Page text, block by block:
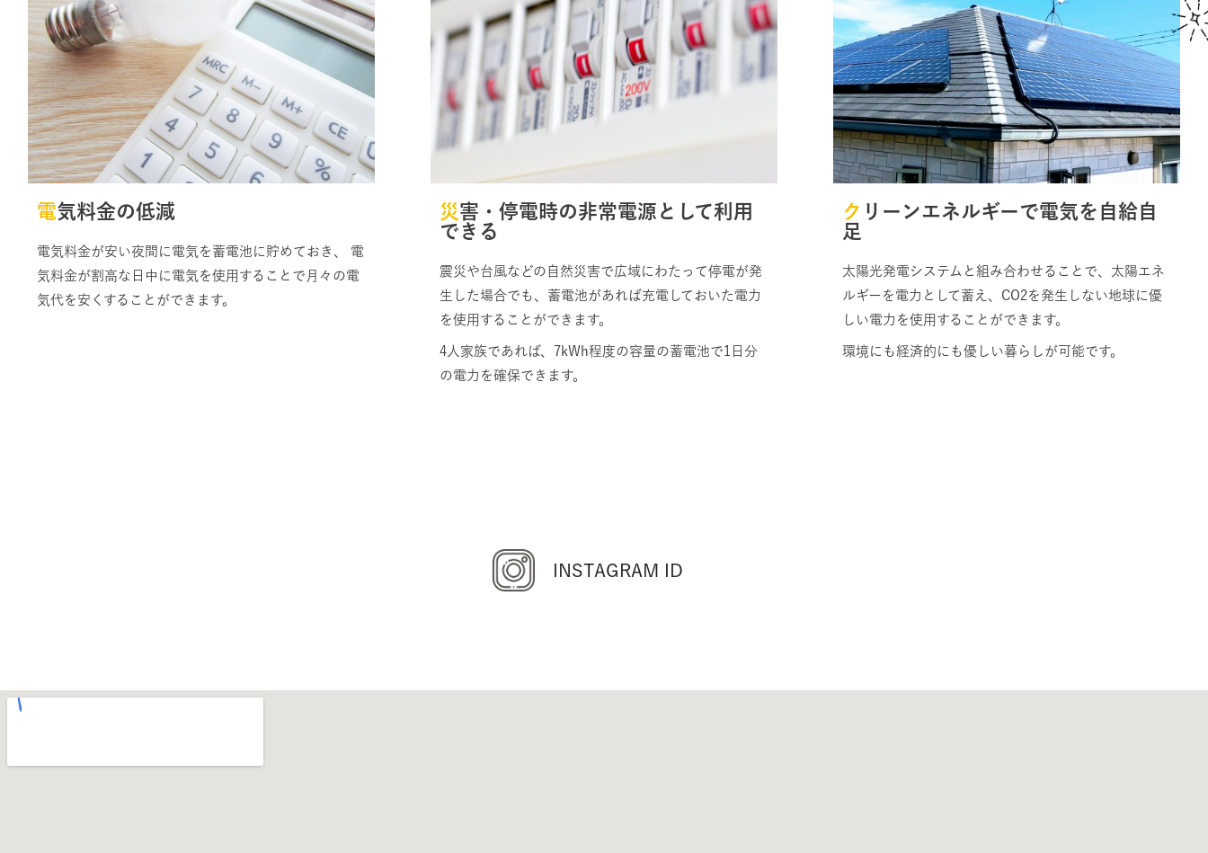
電気料金の低減
電気料金が安い夜間に電気を蓄電池に貯めておき、 電
気料金が割高な日中に電気を使用することで月々の電
気代を安くすることができます。
災害・停電時の非常電源として利用
できる
震災や台風などの自然災害で広域にわたって停電が発
生した場合でも、蓄電池があれば充電しておいた電力
を使用することができます。
4人家族であれば、7kWh程度の容量の蓄電池で1日分
の電力を確保できます。
クリーンエネルギーで電気を自給自
足
太陽光発電システムと組み合わせることで、太陽エネ
ルギーを電力として蓄え、CO2を発生しない地球に優
しい電力を使用することができます。
環境にも経済的にも優しい暮らしが可能です。
INSTAGRAM ID